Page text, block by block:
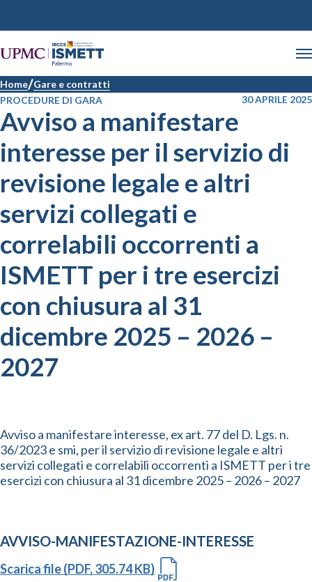
Home Gare e contratti
PROCEDURE DI GARA
30 APRILE 2025
Avviso a manifestare
interesse per il servizio di
revisione legale e altri
servizi collegati e
correlabili occorrenti a
ISMETT per i tre esercizi
con chiusura al 31
dicembre 2025 – 2026 –
2027
Avviso a manifestare interesse, ex art. 77 del D. Lgs. n.
36/2023 e smi, per il servizio di revisione legale e altri
servizi collegati e correlabili occorrenti a ISMETT per i tre
esercizi con chiusura al 31 dicembre 2025 – 2026 – 2027
AVVISO-MANIFESTAZIONE-INTERESSE
Scarica file (PDF, 305.74 KB)